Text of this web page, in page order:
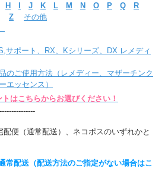
H J K L M N O P Q
R
Z
その他
サポート、RX、Kシリーズ、DX レメディ
のご使用方法（レメディー、マザーチンク
エッセンス）
はこちらからお選びください！
便（通常配送）、ネコポスのいずれかと
配送（配送方法のご指定がない場合はこ